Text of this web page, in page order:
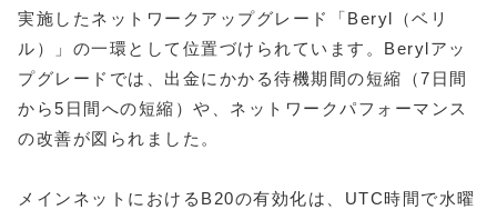
実施したネットワークアップグレード「Beryl（ベリ
ル）」の一環として位置づけられています。Berylアッ
プグレードでは、出金にかかる待機期間の短縮（7日間
から5日間への短縮）や、ネットワークパフォーマンス
の改善が図られました。
メインネットにおけるB20の有効化は、UTC時間で水曜